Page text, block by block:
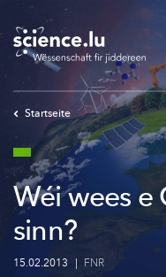
to
main
content
Startseite
Wéi wees e
sinn?
15.02.2013 | FNR